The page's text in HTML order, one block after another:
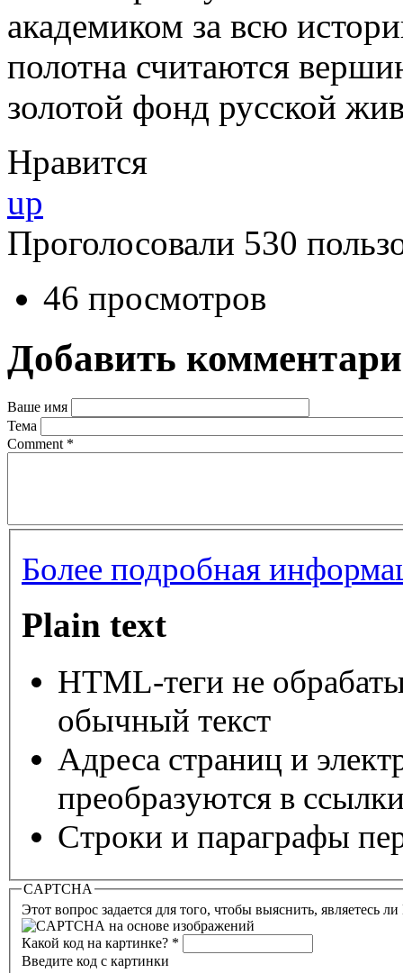
академиком за всю
полотна считаются
золотой фонд русской
Нравится
up
Проголосовали 530
46 просмотров
Добавить
Ваше имя
Тема
Comment *
Более подробная
Plain text
HTML-теги не
обычный текст
Адреса страниц и
преобразуются в
Строки и параграфы
CAPTCHA
Этот вопрос задается для того, чтобы выяснить, являетесь
Какой код на картинке? *
Введите код с картинки